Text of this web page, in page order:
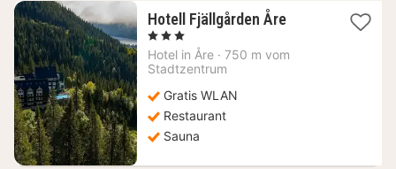
Hotell Fjällgården Åre1
ab
89,13
, 3 Sterne
Hotel in Åre · 750 m vom
Stadtzentrum
Gratis WLAN
Restaurant
Sauna